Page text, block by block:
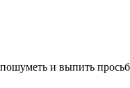
и выпить